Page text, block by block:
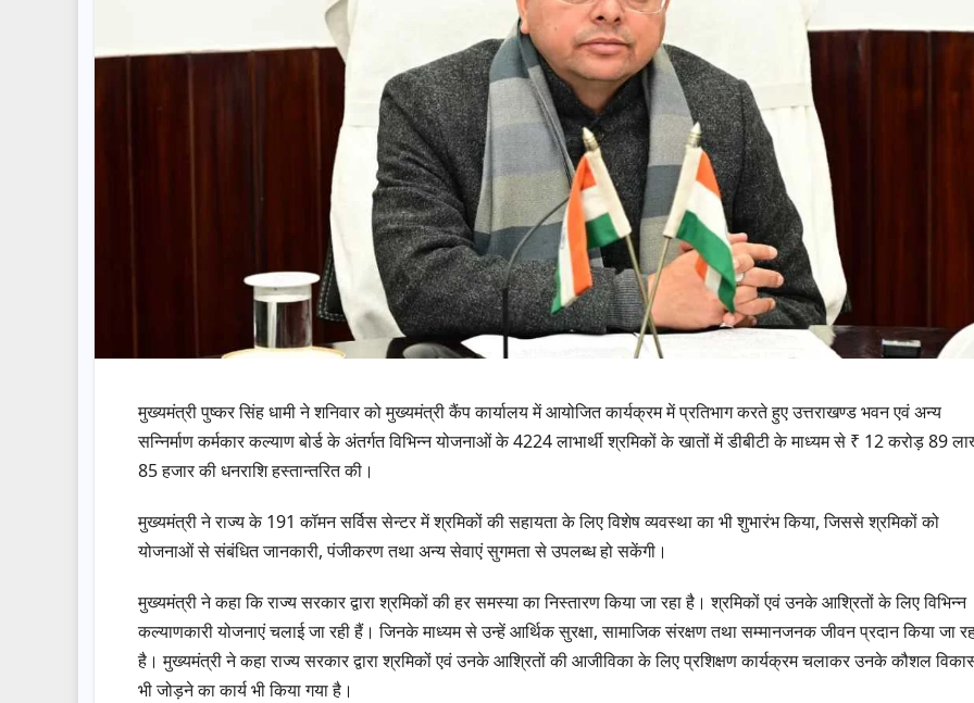
मुख्यमंत्री पुष्कर सिंह धामी ने शनिवार को मुख्यमंत्री कैंप कार्यालय में आयोजित कार्यक्रम में प्रतिभाग करते हुए उत्तराखण्ड भवन एवं अन्य
सन्निर्माण कर्मकार कल्याण बोर्ड के अंतर्गत विभिन्न योजनाओं के 4224 लाभार्थी श्रमिकों के खातों में डीबीटी के माध्यम से ₹ 12 करोड़ 89
85 हजार की धनराशि हस्तान्तरित की।
मुख्यमंत्री ने राज्य के 191 कॉमन सर्विस सेन्टर में श्रमिकों की सहायता के लिए विशेष व्यवस्था का भी शुभारंभ किया, जिससे श्रमिकों को
योजनाओं से संबंधित जानकारी, पंजीकरण तथा अन्य सेवाएं सुगमता से उपलब्ध हो सकेंगी।
मुख्यमंत्री ने कहा कि राज्य सरकार द्वारा श्रमिकों की हर समस्या का निस्तारण किया जा रहा है। श्रमिकों एवं उनके आश्रितों के लिए विभिन्न
कल्याणकारी योजनाएं चलाई जा रही हैं। जिनके माध्यम से उन्हें आर्थिक सुरक्षा, सामाजिक संरक्षण तथा सम्मानजनक जीवन प्रदान किया जा
है। मुख्यमंत्री ने कहा राज्य सरकार द्वारा श्रमिकों एवं उनके आश्रितों की आजीविका के लिए प्रशिक्षण कार्यक्रम चलाकर उनके कौशल
भी जोड़ने का कार्य भी किया गया है।
उत्तराखण्ड
दिल्ली-देहरादून कॉरिडोर
से जुड़ी 12 किमी